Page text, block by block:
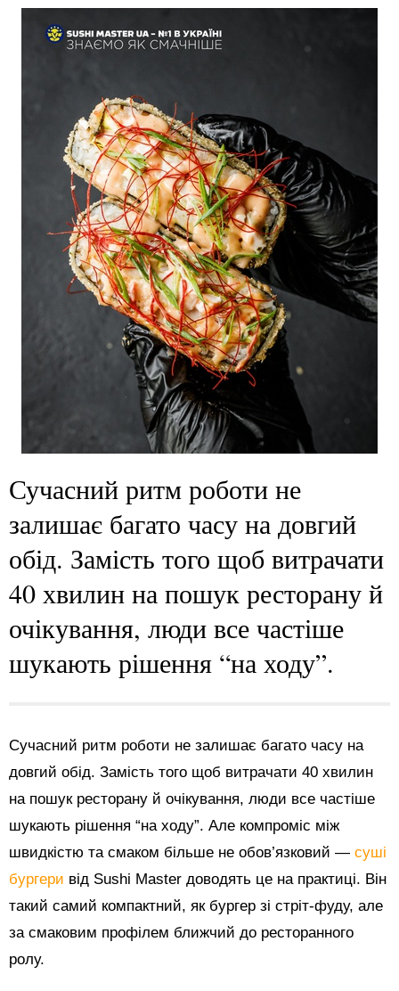
Сучасний ритм роботи не
залишає багато часу на довгий
обід. Замість того щоб витрачати
40 хвилин на пошук ресторану й
очікування, люди все частіше
шукають рішення “на ходу”.
Сучасний ритм роботи не залишає багато часу на
довгий обід. Замість того щоб витрачати 40 хвилин
на пошук ресторану й очікування, люди все частіше
шукають рішення “на ходу”. Але компроміс між
швидкістю та смаком більше не обов’язковий — суші
бургери від Sushi Master доводять це на практиці. Він
такий самий компактний, як бургер зі стріт-фуду, але
за смаковим профілем ближчий до ресторанного
ролу.